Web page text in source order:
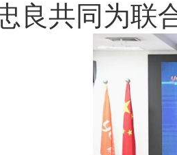
良共同为联